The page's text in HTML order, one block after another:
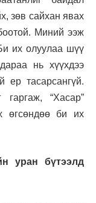
зөв сайхан явах
Миний ээж
их олуулаа шүү
нь хүүхдээ
ер тасарсангүй.
“Хасар”
өгсөндөө би их
уран бүтээлд